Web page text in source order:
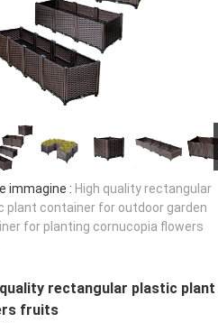
immagine : High quality rectangular
plant container for outdoor garden
for planting cornucopia flowers
quality rectangular plastic
fruits